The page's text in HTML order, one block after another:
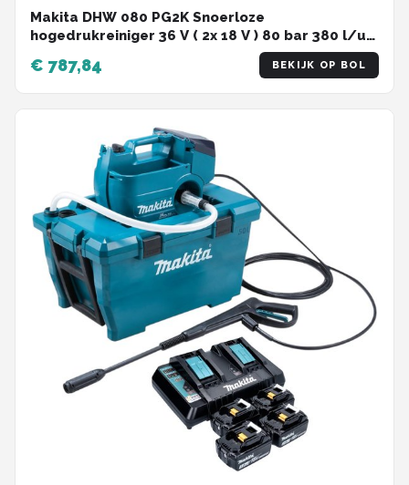
Makita DHW 080 PG2K Snoerloze
hogedrukreiniger 36 V ( 2x 18 V ) 80 bar 380 l/u
Borstelloos + 2x accu 6.0 Ah + dubbele lader
€ 787,84 BEKIJK OP BOL